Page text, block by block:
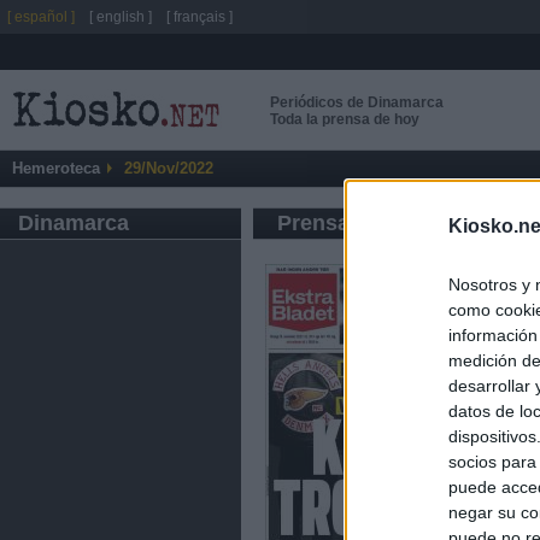
Nosotros y
como
medición
desarrollar
datos de
socios
puede
negar su
Periódicos de Dinamarca
Toda la prensa de hoy
Hemeroteca 29/Nov/2022
Dinamarca Prensa de Información
[ español ] [ english ] [ français ]